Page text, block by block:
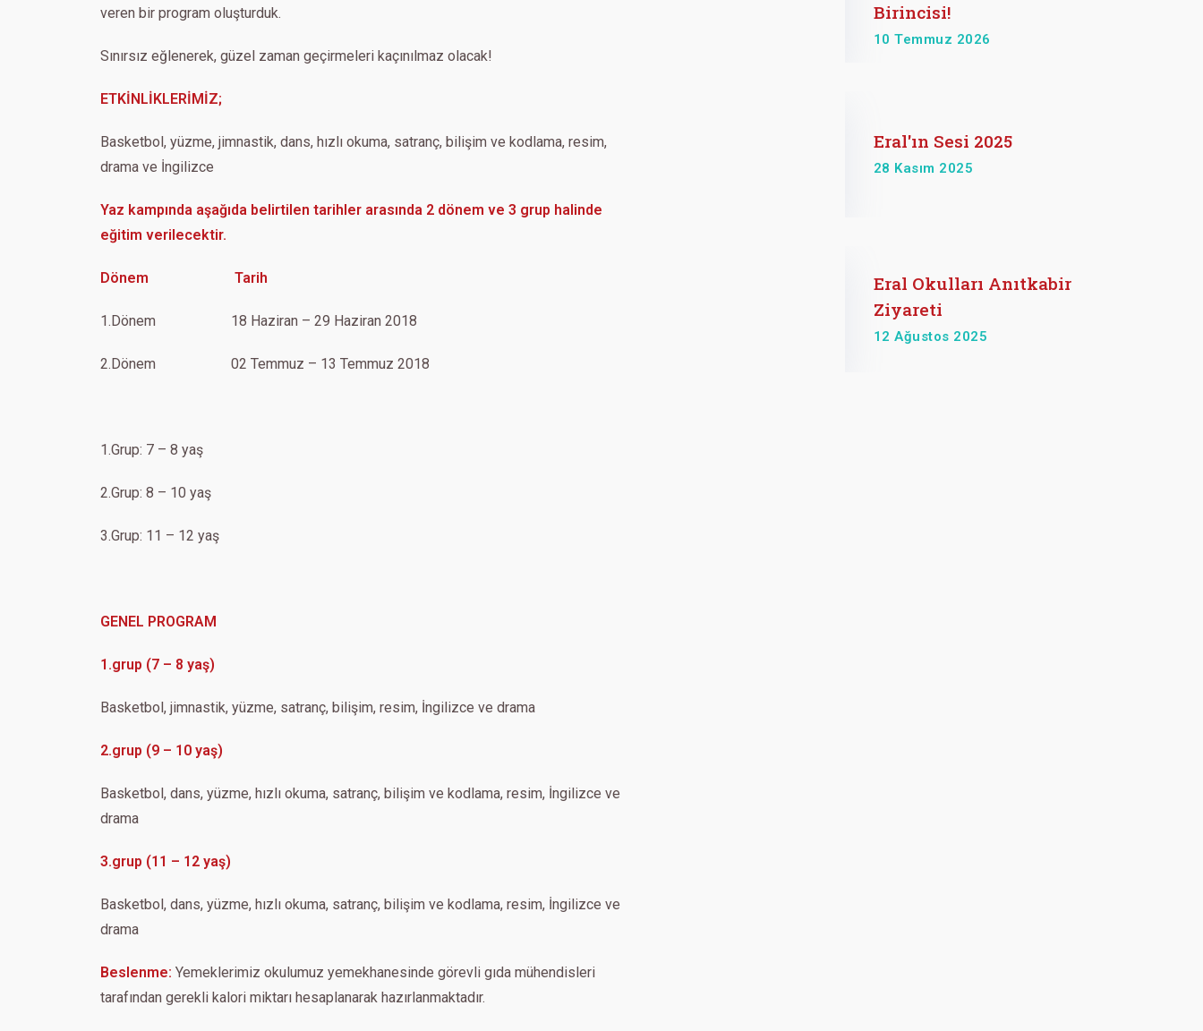
veren bir program oluşturduk.
Sınırsız eğlenerek, güzel zaman geçirmeleri kaçınılmaz olacak!
ETKİNLİKLERİMİZ;
Basketbol, yüzme, jimnastik, dans, hızlı okuma, satranç, bilişim ve kodlama, resim,
drama ve İngilizce
Yaz kampında aşağıda belirtilen tarihler arasında 2 dönem ve 3 grup halinde
eğitim verilecektir.
Dönem Tarih
1.Dönem 18 Haziran – 29 Haziran 2018
2.Dönem 02 Temmuz – 13 Temmuz 2018
1.Grup: 7 – 8 yaş
2.Grup: 8 – 10 yaş
3.Grup: 11 – 12 yaş
GENEL PROGRAM
1.grup (7 – 8 yaş)
Basketbol, jimnastik, yüzme, satranç, bilişim, resim, İngilizce ve drama
2.grup (9 – 10 yaş)
Basketbol, dans, yüzme, hızlı okuma, satranç, bilişim ve kodlama, resim, İngilizce ve
drama
3.grup (11 – 12 yaş)
Basketbol, dans, yüzme, hızlı okuma, satranç, bilişim ve kodlama, resim, İngilizce ve
drama
Beslenme: Yemeklerimiz okulumuz yemekhanesinde görevli gıda mühendisleri
tarafından gerekli kalori miktarı hesaplanarak hazırlanmaktadır.
Birincisi!
10 Temmuz 2026
Eral'ın Sesi 2025
28 Kasım 2025
Eral Okulları Anıtkabir
Ziyareti
12 Ağustos 2025